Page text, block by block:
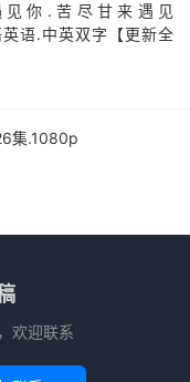
你.苦尽甘来遇见
语.中英双字【更新全
集.1080p
欢迎联系